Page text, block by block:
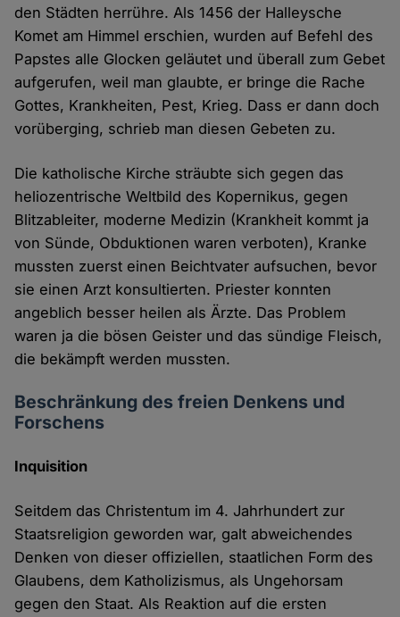
den Städten herrühre. Als 1456 der Halleysche
Komet am Himmel erschien, wurden auf Befehl des
Papstes alle Glocken geläutet und überall zum Gebet
aufgerufen, weil man glaubte, er bringe die Rache
Gottes, Krankheiten, Pest, Krieg. Dass er dann doch
vorüberging, schrieb man diesen Gebeten zu.
Die katholische Kirche sträubte sich gegen das
heliozentrische Weltbild des Kopernikus, gegen
Blitzableiter, moderne Medizin (Krankheit kommt ja
von Sünde, Obduktionen waren verboten), Kranke
mussten zuerst einen Beichtvater aufsuchen, bevor
sie einen Arzt konsultierten. Priester konnten
angeblich besser heilen als Ärzte. Das Problem
waren ja die bösen Geister und das sündige Fleisch,
die bekämpft werden mussten.
Beschränkung des freien Denkens und
Forschens
Inquisition
Seitdem das Christentum im 4. Jahrhundert zur
Staatsreligion geworden war, galt abweichendes
Denken von dieser offiziellen, staatlichen Form des
Glaubens, dem Katholizismus, als Ungehorsam
gegen den Staat. Als Reaktion auf die ersten